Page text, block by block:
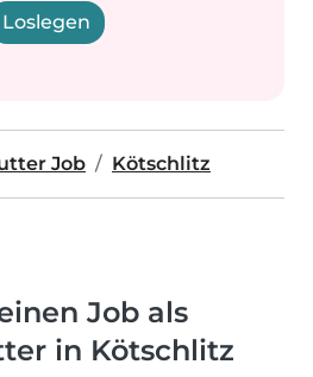
Loslegen
Job Kötschlitz
Job als
in Kötschlitz